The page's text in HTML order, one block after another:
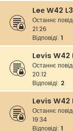
Leе W42
Останнє
21:26
Відповіді: 1
Levis W42
Останнє
20:12
Відповіді: 2
Levis W42
Останнє
19:34
Відповіді: 1